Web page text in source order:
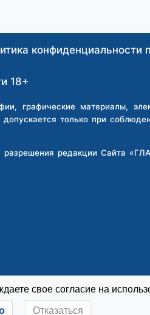
конфиденциальности
18+
графические материалы,
только при
разрешения редакции Сайта
свое согласие на
Отказаться